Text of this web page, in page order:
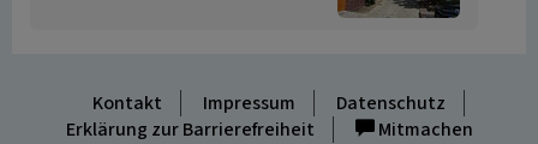
Kontakt Impressum
Datenschutz
Erklärung zur Barrierefreiheit
Mitmachen